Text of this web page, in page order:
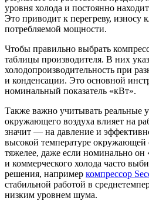
уровня холода и постоянно
Это приводит к перегреву, износу
потребляемой мощности.
Чтобы правильно выбрать
таблицы производителя. В них
холодопроизводительность при
и конденсации. Это основной
номинальный показатель «кВт».
Также важно учитывать реальные
окружающего воздуха влияет на
значит — на давление и
высокой температуре окружающей
тяжелее, даже если номинально
и коммерческого холода часто
решения, например компрессор
стабильной работой в
низким уровнем шума.